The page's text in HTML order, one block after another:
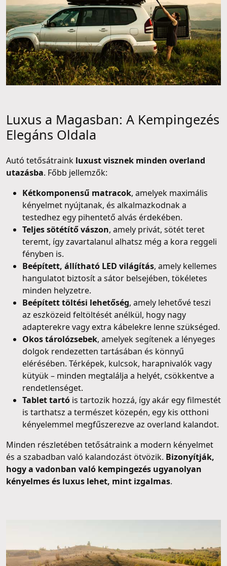
Luxus a Magasban: A Kempingezés
Elegáns Oldala
Autó tetősátraink luxust visznek minden overland
utazásba. Főbb jellemzők:
Kétkomponensű matracok, amelyek maximális
kényelmet nyújtanak, és alkalmazkodnak a
testedhez egy pihentető alvás érdekében.
Teljes sötétítő vászon, amely privát, sötét teret
teremt, így zavartalanul alhatsz még a kora reggeli
fényben is.
Beépített, állítható LED világítás, amely kellemes
hangulatot biztosít a sátor belsejében, tökéletes
minden helyzetre.
Beépített töltési lehetőség, amely lehetővé teszi
az eszközeid feltöltését anélkül, hogy nagy
adapterekre vagy extra kábelekre lenne szükséged.
Okos tárolózsebek, amelyek segítenek a lényeges
dolgok rendezetten tartásában és könnyű
elérésében. Térképek, kulcsok, harapnivalók vagy
kütyük – minden megtalálja a helyét, csökkentve a
rendetlenséget.
Tablet tartó is tartozik hozzá, így akár egy filmestét
is tarthatsz a természet közepén, egy kis otthoni
kényelemmel megfűszerezve az overland kalandot.
Minden részletében tetősátraink a modern kényelmet
és a szabadban való kalandozást ötvözik. Bizonyítják,
hogy a vadonban való kempingezés ugyanolyan
kényelmes és luxus lehet, mint izgalmas.